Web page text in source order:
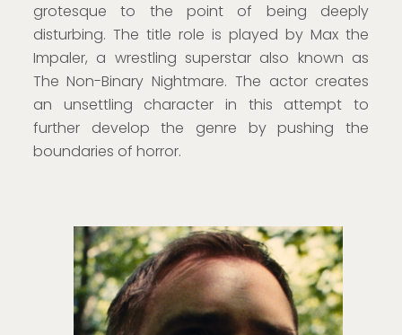
grotesque to the point of being deeply
disturbing. The title role is played by Max the
Impaler, a wrestling superstar also known as
The Non-Binary Nightmare. The actor creates
an unsettling character in this attempt to
further develop the genre by pushing the
boundaries of horror.